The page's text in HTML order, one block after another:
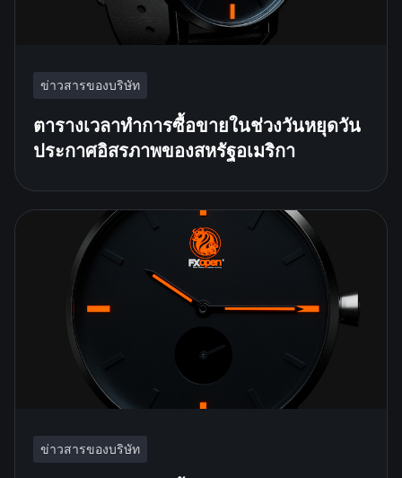
ข่าวสารของบริษัท
ตารางเวลาทำการซื้อขายในช่วงวันหยุดวัน
ประกาศอิสรภาพของสหรัฐอเมริกา
ข่าวสารของบริษัท